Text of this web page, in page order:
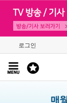
로그인